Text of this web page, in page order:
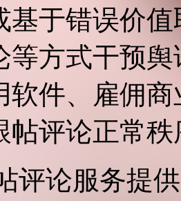
基于错误价
等方式干预
软件、雇佣
帖评论正常
评论服务提